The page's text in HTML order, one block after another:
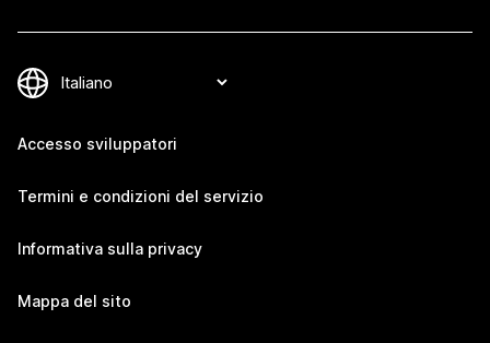
Accesso sviluppatori
Termini e condizioni del servizio
Informativa sulla privacy
Mappa del sito